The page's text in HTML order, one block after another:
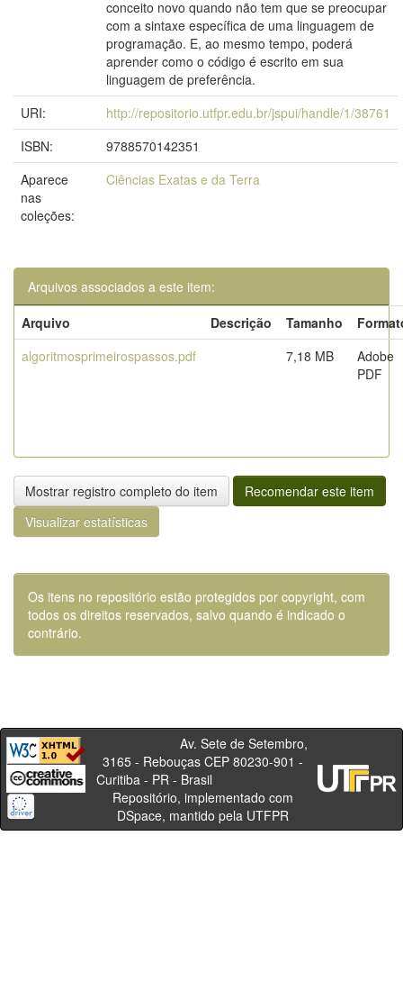
conceito novo quando não tem que se preocupar
com a sintaxe específica de uma linguagem de
programação. E, ao mesmo tempo, poderá
aprender como o código é escrito em sua
linguagem de preferência.
URI:
http://repositorio.utfpr.edu.br/jspui/handle/1/38761
ISBN:
9788570142351
Aparece
nas
coleções:
Ciências Exatas e da Terra
Arquivos associados a este item:
Arquivo
Descrição Tamanho
algoritmosprimeirospassos.pdf
7,18 MB
Adobe
PDF
Mostrar registro completo do item
Recomendar este item
Visualizar estatísticas
Os itens no repositório estão protegidos por copyright, com
todos os direitos reservados, salvo quando é indicado o
contrário.
Av. Sete de Setembro,
3165 - Rebouças CEP 80230-901 -
Curitiba - PR - Brasil
Repositório, implementado com
DSpace, mantido pela UTFPR